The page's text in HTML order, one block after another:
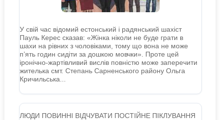
У свій час відомий естонський і радянський шахіст
Пауль Керес сказав: «Жінка ніколи не буде грати в
шахи на рівних з чоловіками, тому що вона не може
п’ять годин сидіти за дошкою мовчки». Проте цей
іронічно-жартівливий вислів повністю може заперечити
жителька смт. Степань Сарненського району Ольга
Кричильська...
ЛЮДИ ПОВИННІ ВІДЧУВАТИ ПОСТІЙНЕ ПІКЛУВАННЯ